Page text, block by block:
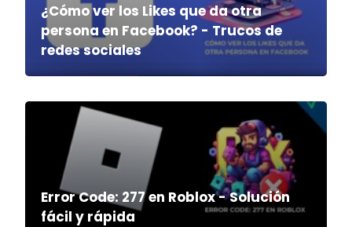
¿Cómo ver los Likes que da otra
persona en Facebook? - Trucos de
redes sociales
Error Code: 277 en Roblox - Solución
fácil y rápida